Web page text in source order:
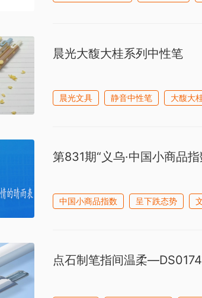
晨光大馥大桂系列中性笔
晨光文具 静音中性笔 大馥大
第831期“义乌·中国小商品
中国小商品指数 呈下跌态势
点石制笔指间温柔